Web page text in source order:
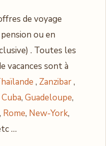
de voyage
ou en
. Toutes les
vacances sont à
, Zanzibar,
Cuba, Guadeloupe,
, Rome, New-York,
…